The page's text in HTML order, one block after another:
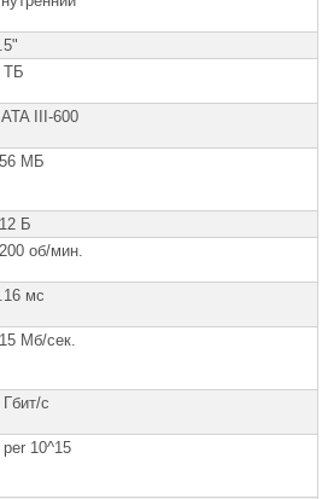
ТБ
III-600
МБ
Б
об/мин.
мс
Мб/сек.
Гбит/с
per 10^15